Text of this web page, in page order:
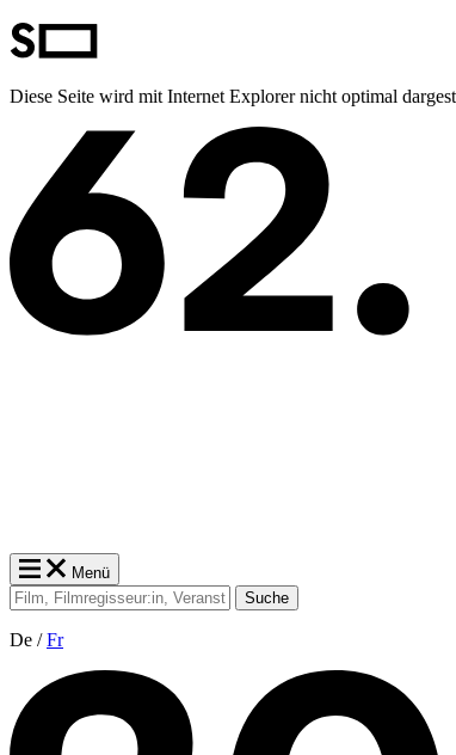
Diese Seite wird mit Internet Explorer nicht optimal
Menü
Suche
De /Fr